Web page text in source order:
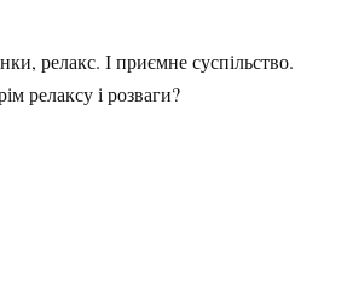
релакс. І приємне суспільство.
релаксу і розваги?